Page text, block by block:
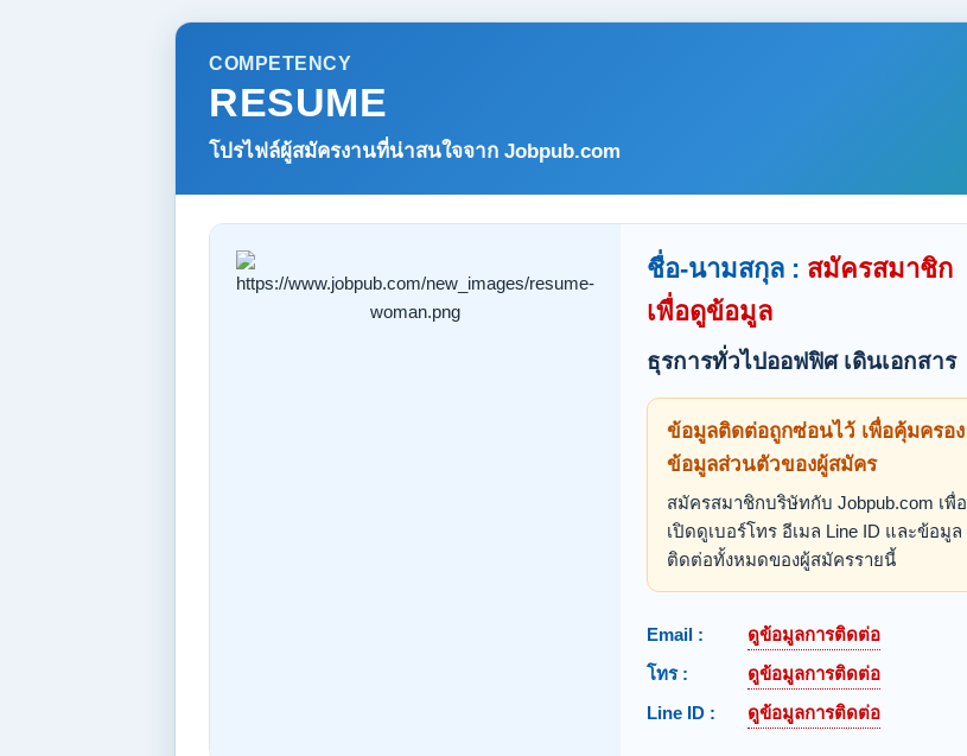
COMPETENCY
RESUME
โปรไฟล์ผู้สมัครงานที่น่าสนใจจาก Jobpub.com
ชื่อ-นามสกุล : สมัครสมาชิก
เพื่อดูข้อมูล
ธุรการทั่วไปออฟฟิศ เดินเอกสาร
ข้อมูลติดต่อถูกซ่อนไว้ เพื่อคุ้มครอง
ข้อมูลส่วนตัวของผู้สมัคร
สมัครสมาชิกบริษัทกับ Jobpub.com เพื่อ
เปิดดูเบอร์โทร อีเมล Line ID และข้อมูล
ติดต่อทั้งหมดของผู้สมัครรายนี้
Email :
ดูข้อมูลการติดต่อ
โทร :
ดูข้อมูลการติดต่อ
Line ID :
ดูข้อมูลการติดต่อ